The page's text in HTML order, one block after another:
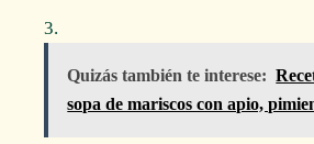
Quizás también te interese:
sopa de mariscos con apio,